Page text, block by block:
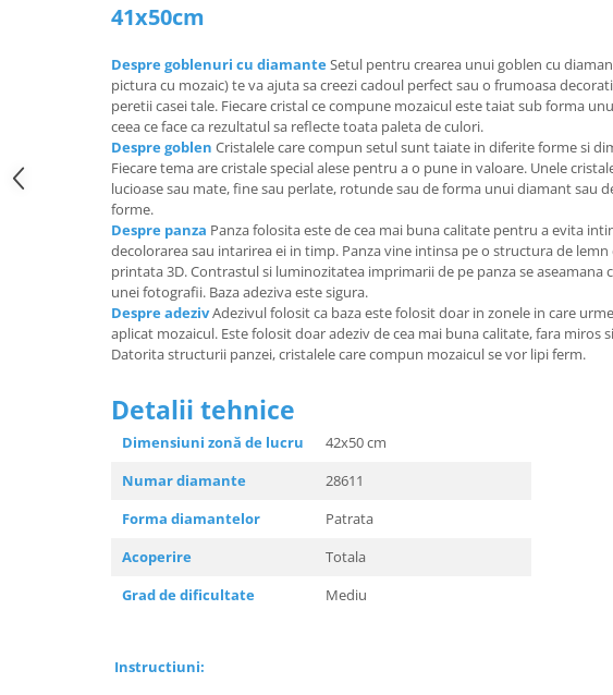
41x50cm
Despre goblenuri cu diamanteSetul pentru crearea unui goblen cu
pictura cu mozaic) te va ajuta sa creezi cadoul perfect sau o frumoasa
peretii casei tale. Fiecare cristal ce compune mozaicul este taiat sub forma
ceea ce face ca rezultatul sa reflecte toata paleta de culori.
Despre goblen Cristalele care compun setul sunt taiate in diferite forme si
Fiecare tema are cristale special alese pentru a o pune in valoare. Unele
lucioase sau mate, fine sau perlate, rotunde sau de forma unui diamant sau
forme.
Despre panza Panza folosita este de cea mai buna calitate pentru a evita
decolorarea sau intarirea ei in timp. Panza vine intinsa pe o structura de lemn
printata 3D. Contrastul si luminozitatea imprimarii de pe panza se aseamana
unei fotografii. Baza adeziva este sigura.
Despre adezivAdezivul folosit ca baza este folosit doar in zonele in care
aplicat mozaicul. Este folosit doar adeziv de cea mai buna calitate, fara miros
Datorita structurii panzei, cristalele care compun mozaicul se vor lipi ferm.
Detalii tehnice
Dimensiuni zonă de lucru
42x50 cm
Numar diamante
28611
Forma diamantelor
Patrata
Acoperire
Totala
Grad de dificultate
Mediu
Instructiuni: